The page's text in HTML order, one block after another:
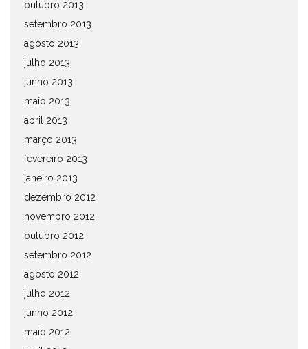
outubro 2013
setembro 2013
agosto 2013
julho 2013
junho 2013
maio 2013
abril 2013
março 2013
fevereiro 2013
janeiro 2013
dezembro 2012
novembro 2012
outubro 2012
setembro 2012
agosto 2012
julho 2012
junho 2012
maio 2012